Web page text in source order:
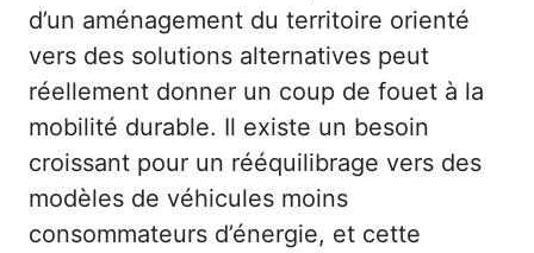
d’un aménagement du territoire orienté
vers des solutions alternatives peut
réellement donner un coup de fouet à la
mobilité durable. Il existe un besoin
croissant pour un rééquilibrage vers des
modèles de véhicules moins
consommateurs d’énergie, et cette